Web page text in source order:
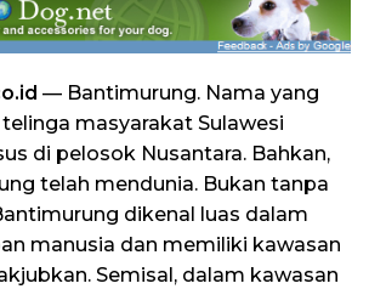
— Bantimurung. Nama yang
masyarakat Sulawesi
di pelosok Nusantara. Bahkan,
telah mendunia. Bukan tanpa
dikenal luas dalam
manusia dan memiliki kawasan
Semisal, dalam kawasan